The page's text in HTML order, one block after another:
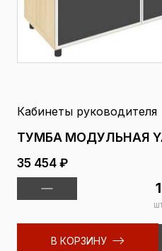
Кабинеты руководителя
ТУМБА МОДУЛЬНАЯ
35 454 ₽
В КОРЗИНУ